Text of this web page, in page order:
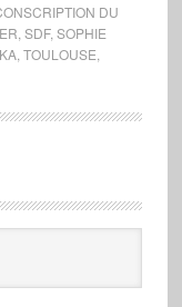
DU
SDF, SOPHIE
, TOULOUSE